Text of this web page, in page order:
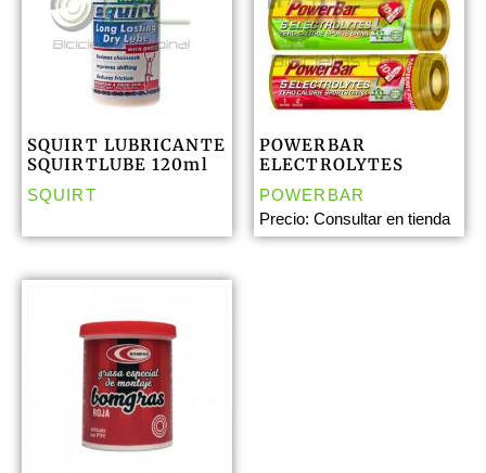
SQUIRT LUBRICANTE
SQUIRTLUBE 120ml
SQUIRT
POWERBAR
ELECTROLYTES
POWERBAR
Precio: Consultar en tienda